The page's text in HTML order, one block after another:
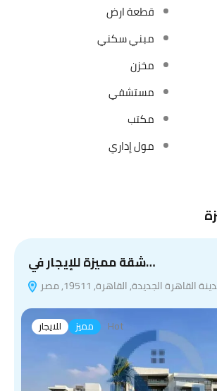
قطعة ارض
مبني سكني
مخزن
مستشفي
مكتب
مول إداري
شقة مميزة للإيجار في…
القاهرة الجديدة, القاهرة, 19511, مصر
للايجار مميز Hot